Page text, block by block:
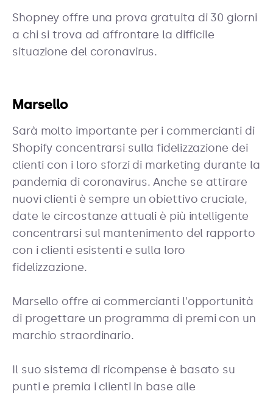
Shopney offre una prova gratuita di 30 giorni
a chi si trova ad affrontare la difficile
situazione del coronavirus.
Marsello
Sarà molto importante per i commercianti di
Shopify concentrarsi sulla fidelizzazione dei
clienti con i loro sforzi di marketing durante la
pandemia di coronavirus. Anche se attirare
nuovi clienti è sempre un obiettivo cruciale,
date le circostanze attuali è più intelligente
concentrarsi sul mantenimento del rapporto
con i clienti esistenti e sulla loro
fidelizzazione.
Marsello offre ai commercianti l'opportunità
di progettare un programma di premi con un
marchio straordinario.
Il suo sistema di ricompense è basato su
punti e premia i clienti in base alle